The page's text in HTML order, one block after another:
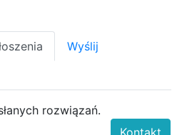
Wyślij
rozwiązań.
Kontakt